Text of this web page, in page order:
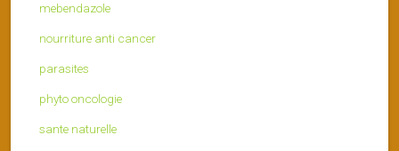
mebendazole
nourriture anti cancer
parasites
phyto oncologie
sante naturelle